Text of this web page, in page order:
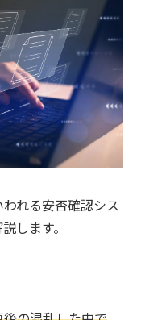
れる安否確認シス
します。